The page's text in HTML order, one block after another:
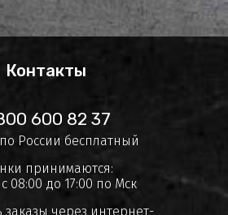
Контакты
600 82 37
России бесплатный
принимаются:
08:00 до 17:00 по Мск
через интернет-